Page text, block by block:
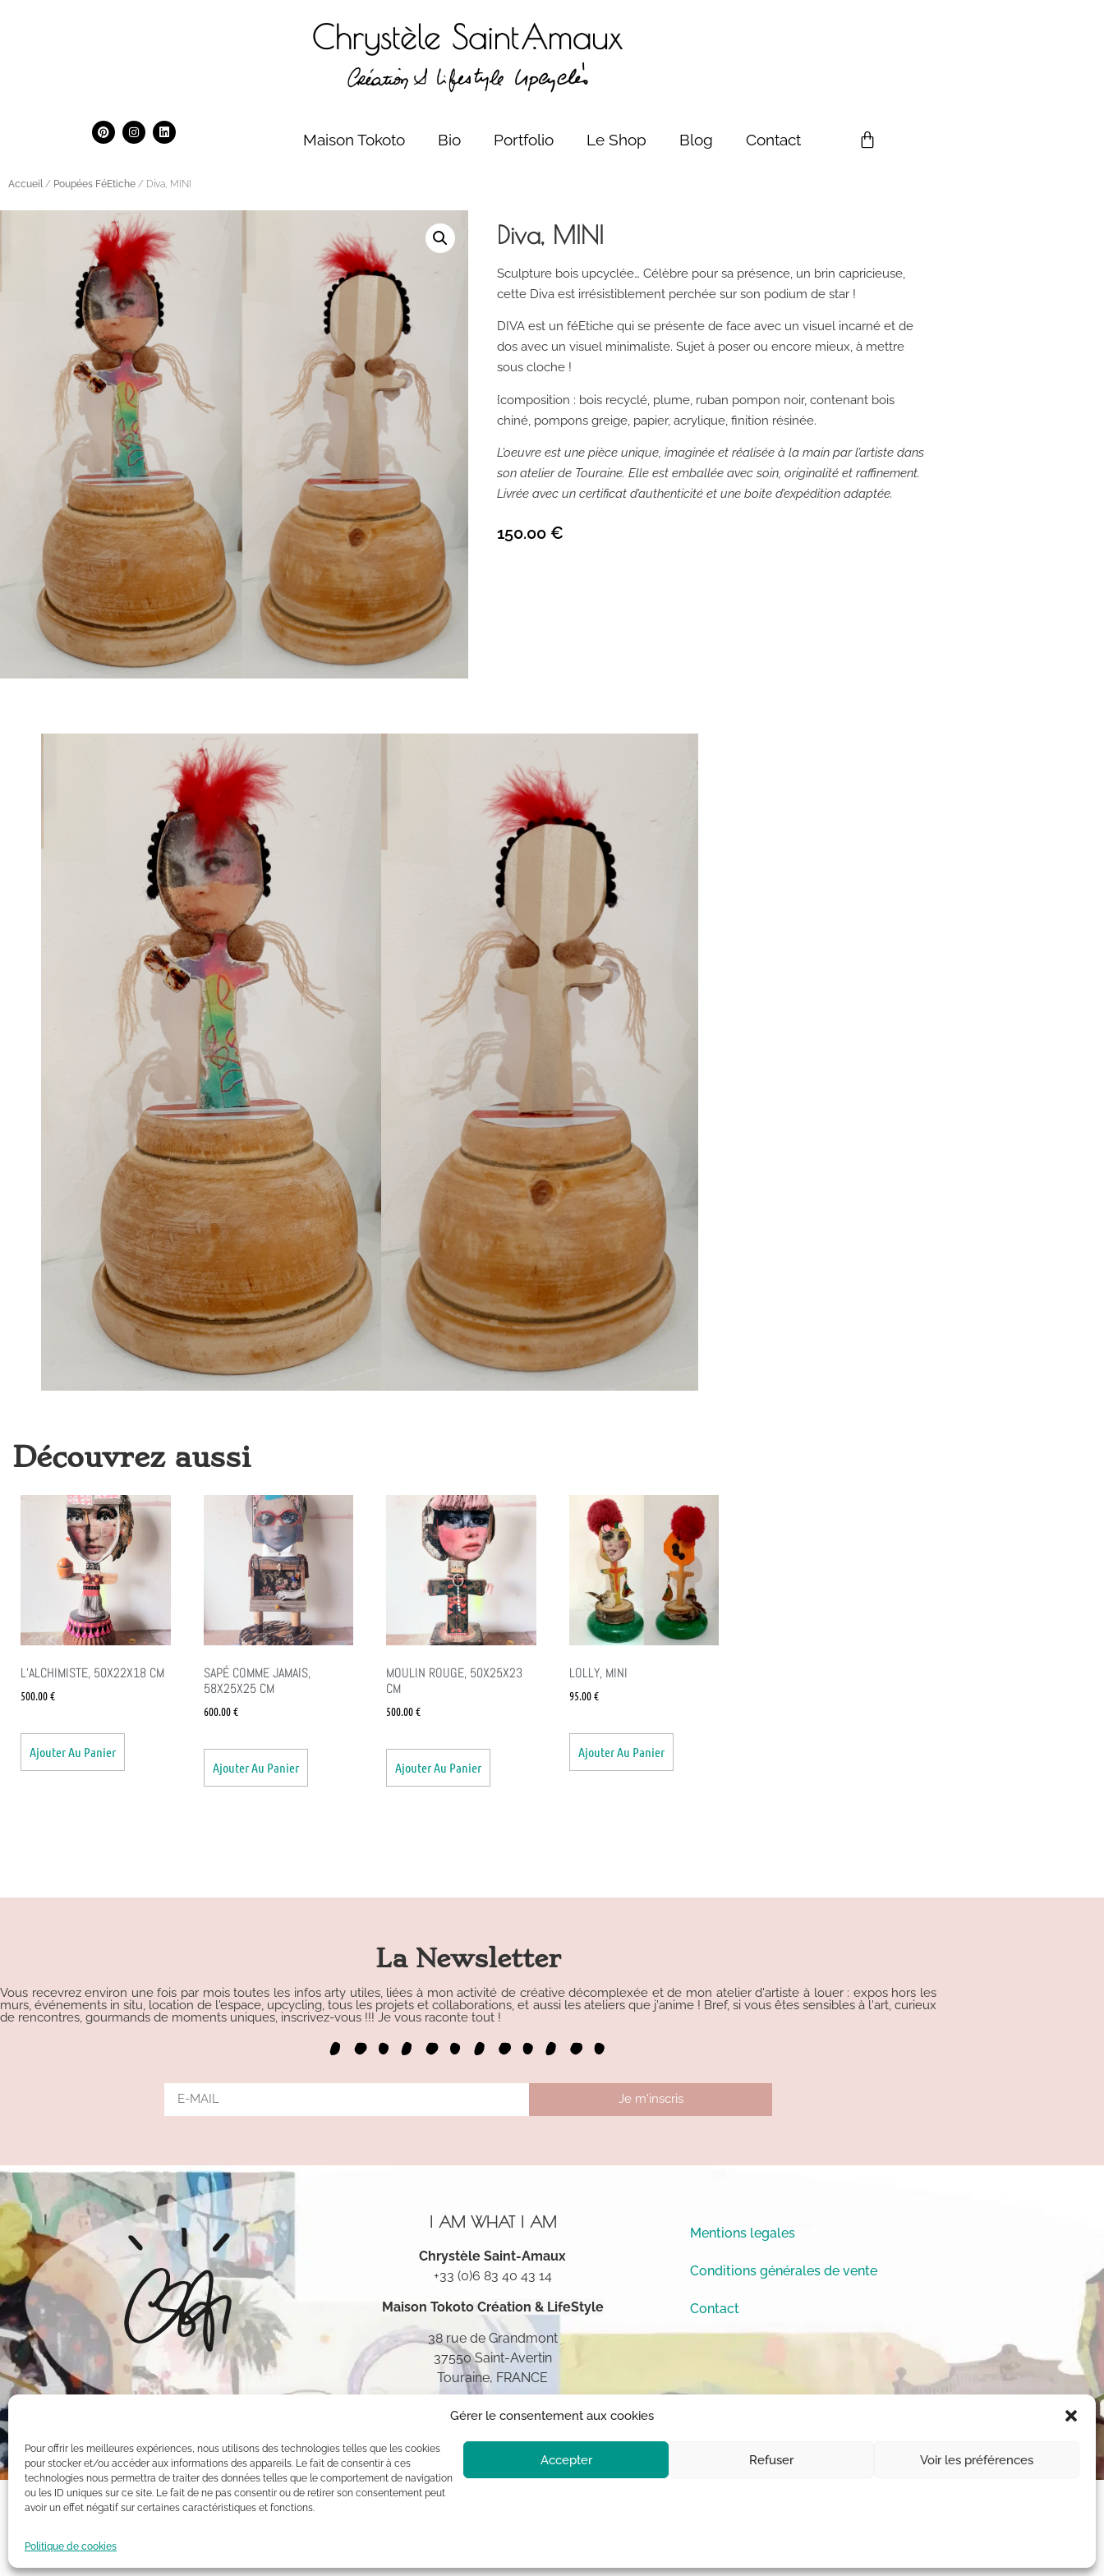
Gérer le consentement aux cookies
Pour offrir les meilleures expériences, nous utilisons des technologies telles que les cookies
pour stocker et/ou accéder aux informations des appareils. Le fait de consentir à ces
technologies nous permettra de traiter des données telles que le comportement de navigation
ou les ID uniques sur ce site. Le fait de ne pas consentir ou de retirer son consentement peut
avoir un effet négatif sur certaines caractéristiques et fonctions.
Accepter Refuser Voir les préférences
Politique de cookies
Maison Tokoto Bio Portfolio Le Shop Blog Contact
Accueil / Poupées FéEtiche / Diva, MINI
Diva, MINI
Sculpture bois upcyclée… Célèbre pour sa présence, un brin capricieuse,
cette Diva est irrésistiblement perchée sur son podium de star !
DIVA est un féEtiche qui se présente de face avec un visuel incarné et de
dos avec un visuel minimaliste. Sujet à poser ou encore mieux, à mettre
sous cloche !
{composition : bois recyclé, plume, ruban pompon noir, contenant bois
chiné, pompons greige, papier, acrylique, finition résinée.
L’oeuvre est une pièce unique, imaginée et réalisée à la main par l’artiste dans
son atelier de Touraine. Elle est emballée avec soin, originalité et raffinement.
Livrée avec un certificat d’authenticité et une boite d’expédition adaptée.
150.00 €
Découvrez aussi
L’ALCHIMISTE, 50X22X18 CM
500.00€
Ajouter Au Panier
SAPÉ COMME JAMAIS,
58X25X25 CM
600.00€
Ajouter Au Panier
MOULIN ROUGE, 50X25X23
CM
500.00€
Ajouter Au Panier
LOLLY, MINI
95.00€
Ajouter Au Panier
La Newsletter
Vous recevrez environ une fois par mois toutes les infos arty utiles, liées à mon activité de créative décomplexée et de mon atelier d'artiste à louer : expos hors les
murs, événements in situ, location de l'espace, upcycling, tous les projets et collaborations, et aussi les ateliers que j'anime ! Bref, si vous êtes sensibles à l'art, curieux
de rencontres, gourmands de moments uniques, inscrivez-vous !!! Je vous raconte tout !
Je m'inscris
I AM WHAT I AM
Chrystèle Saint-Amaux
+33 (0)6 83 40 43 14
Maison Tokoto Création & LifeStyle
38 rue de Grandmont
37550 Saint-Avertin
Touraine, FRANCE
Mentions legales
Conditions générales de vente
Contact
Toutes les oeuvres présentées sur ce site appartiennent exclusivement à l’auteur (sauf mention contraire) aux termes des articles L 111-1 et L112-1 du code de la Propriété